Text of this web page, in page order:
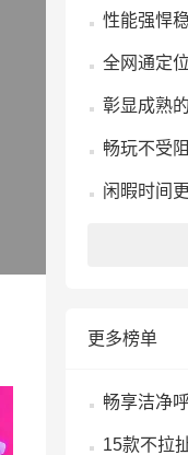
性能强悍
全网通定
彰显成熟
畅玩不受
闲暇时间
更多榜单
畅享洁净
15款不拉